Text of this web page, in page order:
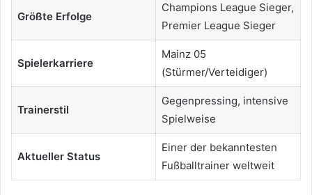
Größte Erfolge
Champions League Sieger,
Premier League Sieger
Spielerkarriere
Mainz 05
(Stürmer/Verteidiger)
Trainerstil
Gegenpressing, intensive
Spielweise
Aktueller Status
Einer der bekanntesten
Fußballtrainer weltweit